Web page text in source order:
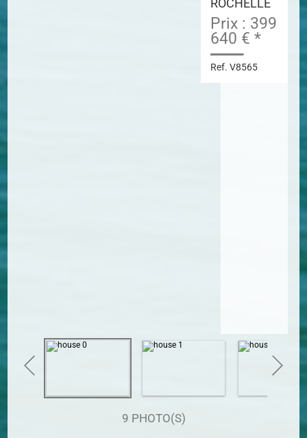
ROCHELLE
Prix : 399
640 € *
Ref. V8565
9 PHOTO(S)